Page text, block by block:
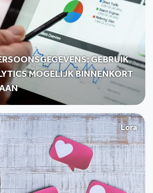
GEBRUIK
MOGELIJK BINNENKORT
Lora